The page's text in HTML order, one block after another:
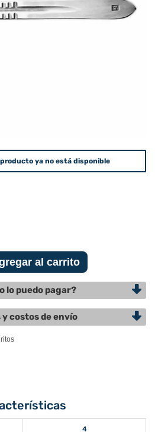
ya no está disponible
lo puedo pagar?
y costos de envío
4